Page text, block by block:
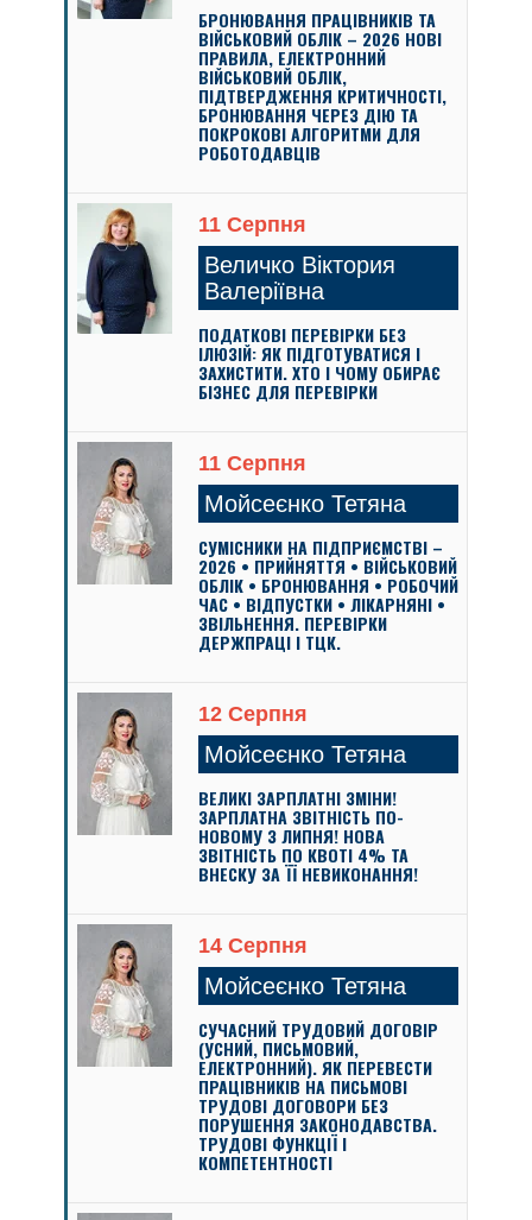
БРОНЮВАННЯ ПРАЦІВНИКІВ ТА
ВІЙСЬКОВИЙ ОБЛІК – 2026 НОВІ
ПРАВИЛА, ЕЛЕКТРОННИЙ
ВІЙСЬКОВИЙ ОБЛІК,
ПІДТВЕРДЖЕННЯ КРИТИЧНОСТІ,
БРОНЮВАННЯ ЧЕРЕЗ ДІЮ ТА
ПОКРОКОВІ АЛГОРИТМИ ДЛЯ
РОБОТОДАВЦІВ
11 Серпня
Величко Віктория
Валеріївна
ПОДАТКОВІ ПЕРЕВІРКИ БЕЗ
ІЛЮЗІЙ: ЯК ПІДГОТУВАТИСЯ І
ЗАХИСТИТИ. ХТО І ЧОМУ ОБИРАЄ
БІЗНЕС ДЛЯ ПЕРЕВІРКИ
11 Серпня
Мойсеєнко Тетяна
СУМІСНИКИ НА ПІДПРИЄМСТВІ –
2026 • ПРИЙНЯТТЯ • ВІЙСЬКОВИЙ
ОБЛІК • БРОНЮВАННЯ • РОБОЧИЙ
ЧАС • ВІДПУСТКИ • ЛІКАРНЯНІ •
ЗВІЛЬНЕННЯ. ПЕРЕВІРКИ
ДЕРЖПРАЦІ І ТЦК.
12 Серпня
Мойсеєнко Тетяна
ВЕЛИКІ ЗАРПЛАТНІ ЗМІНИ!
ЗАРПЛАТНА ЗВІТНІСТЬ ПО-
НОВОМУ З ЛИПНЯ! НОВА
ЗВІТНІСТЬ ПО КВОТІ 4% ТА
ВНЕСКУ ЗА ЇЇ НЕВИКОНАННЯ!
14 Серпня
Мойсеєнко Тетяна
СУЧАСНИЙ ТРУДОВИЙ ДОГОВІР
(УСНИЙ, ПИСЬМОВИЙ,
ЕЛЕКТРОННИЙ). ЯК ПЕРЕВЕСТИ
ПРАЦІВНИКІВ НА ПИСЬМОВІ
ТРУДОВІ ДОГОВОРИ БЕЗ
ПОРУШЕННЯ ЗАКОНОДАВСТВА.
ТРУДОВІ ФУНКЦІЇ І
КОМПЕТЕНТНОСТІ